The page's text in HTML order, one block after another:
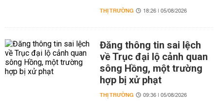
THỊ TRƯỜNG 18:26 | 05/08/2026
Đăng thông tin sai lệch
về Trục đại lộ cảnh quan
sông Hồng, một trường
hợp bị xử phạt
THỊ TRƯỜNG 09:36 | 05/08/2026